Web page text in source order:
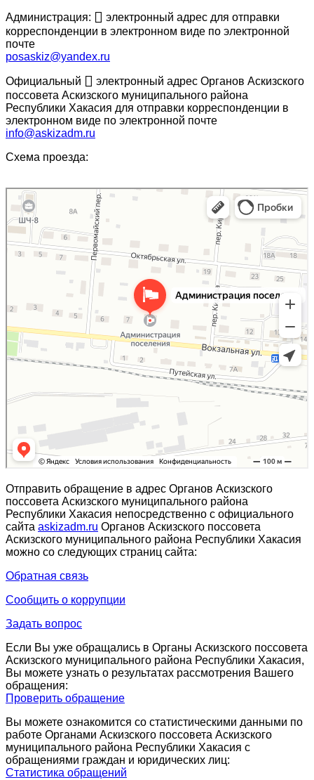
Администрация:
электронный адрес для отправки
корреспонденции в электронном виде по электронной
почте
posaskiz@yandex.ru
Официальный
электронный адрес Органов Аскизского
поссовета Аскизского муниципального района
Республики Хакасия для отправки корреспонденции в
электронном виде по электронной почте
info@askizadm.ru
Схема проезда:
Администрация Аскизского поссовета, хозяйственная группа
Администрация в Республике Хакасия
Отправить обращение в адрес Органов Аскизского
поссовета Аскизского муниципального района
Республики Хакасия непосредственно с официального
сайта askizadm.ru Органов Аскизского поссовета
Аскизского муниципального района Республики Хакасия
можно со следующих страниц сайта:
Обратная связь
Сообщить о коррупции
Задать вопрос
Если Вы уже обращались в Органы Аскизского поссовета
Аскизского муниципального района Республики Хакасия,
Вы можете узнать о результатах рассмотрения Вашего
обращения:
Проверить обращение
Вы можете ознакомится со статистическими данными по
работе Органами Аскизского поссовета Аскизского
муниципального района Республики Хакасия с
обращениями граждан и юридических лиц:
Статистика обращений